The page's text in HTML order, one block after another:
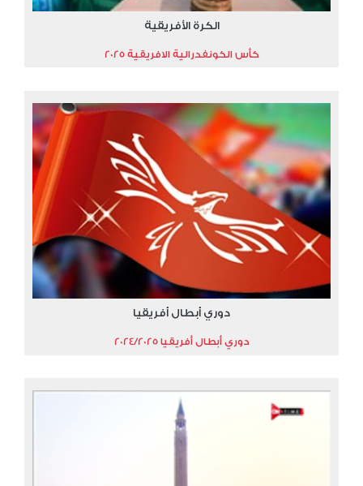
الكرة الأفريقية
كأس الكونفدرالية الافريقية 2025
دوري أبطال أفريقيا
دوري أبطال أفريقيا 2024/2025